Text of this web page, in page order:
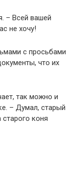
– Всей вашей
не хочу!
с просьбами
что их
так можно и
– Думал, старый
коня